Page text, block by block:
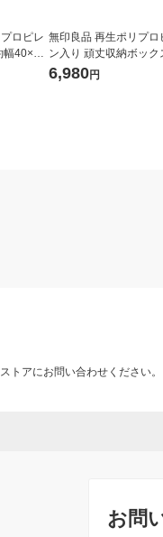
ロピレ
幅40×奥
計画
無印良品 再生ポリプロ
ン入り 頑丈収納ボック
大 約幅78×奥行39×高さ
6,980円
トアにお問い合わせください。
お問